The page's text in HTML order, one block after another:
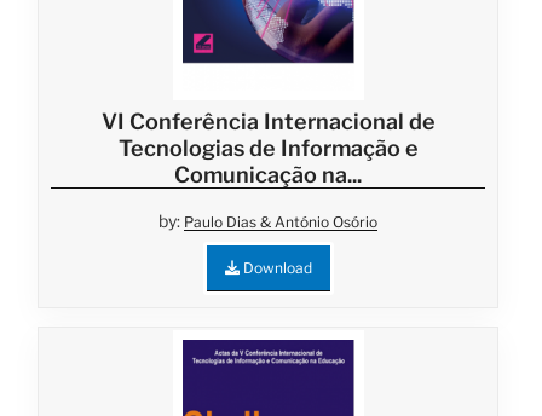
VI Conferência Internacional de
Tecnologias de Informação e
Comunicação na...
by: Paulo Dias & António Osório
Download